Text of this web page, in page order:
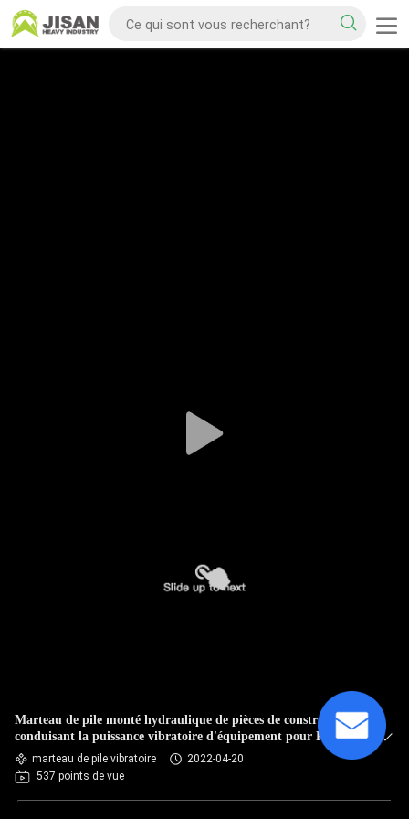
Marteau de pile monté hydraulique de pièces de construction
conduisant la puissance vibratoire d'équipement pour PC400
l'excavatrice Attachment
marteau de pile vibratoire
2022-04-20
537 points de vue